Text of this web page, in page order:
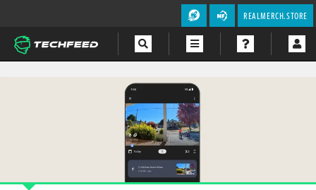
REALMERCH.STORE